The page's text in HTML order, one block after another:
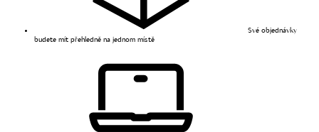
Své objednávky
budete mít přehledně na jednom místě